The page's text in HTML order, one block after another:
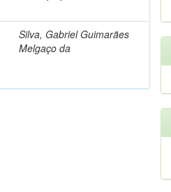
Silva, Gabriel Guimarães
Melgaço da